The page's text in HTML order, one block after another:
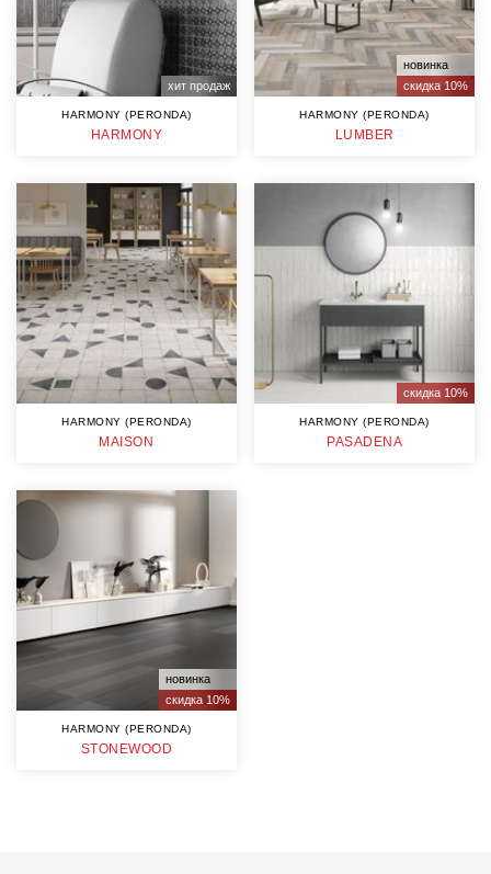
хит продаж
HARMONY (PERONDA)
HARMONY
новинка
скидка 10%
HARMONY (PERONDA)
LUMBER
HARMONY (PERONDA)
MAISON
скидка 10%
HARMONY (PERONDA)
PASADENA
новинка
скидка 10%
HARMONY (PERONDA)
STONEWOOD